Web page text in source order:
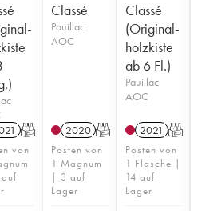
T
von
Classé
Pauillac
AOC
2020 T
Posten von
1 Magnum
| 3 auf
Lager
Classé
(Original-
holzkiste
ab 6 Fl.)
Pauillac
AOC
2021 T
Posten von
1 Flasche |
14 auf
Lager